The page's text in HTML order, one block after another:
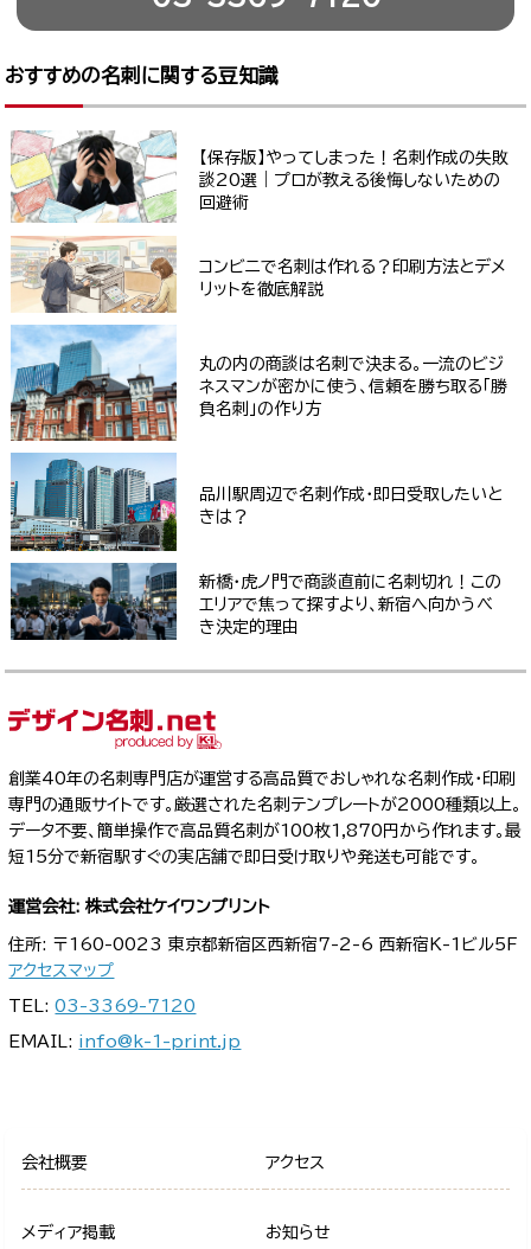
おすすめの名刺に関する豆知識
【保存版】やってしまった！名刺作成の失敗
談20選｜プロが教える後悔しないための
回避術
コンビニで名刺は作れる？印刷方法とデメ
リットを徹底解説
丸の内の商談は名刺で決まる。一流のビジ
ネスマンが密かに使う、信頼を勝ち取る「勝
負名刺」の作り方
品川駅周辺で名刺作成・即日受取したいと
きは？
新橋・虎ノ門で商談直前に名刺切れ！この
エリアで焦って探すより、新宿へ向かうべ
き決定的理由
創業40年の名刺専門店が運営する高品質でおしゃれな名刺作成・印刷
専門の通販サイトです。厳選された名刺テンプレートが2000種類以上。
データ不要、簡単操作で高品質名刺が100枚1,870円から作れます。最
短15分で新宿駅すぐの実店舗で即日受け取りや発送も可能です。
運営会社: 株式会社ケイワンプリント
住所: 〒160-0023 東京都新宿区西新宿7-2-6 西新宿K-1ビル5F
アクセスマップ
TEL:03-3369-7120
EMAIL: info@k-1-print.jp
会社概要 アクセス
メディア掲載 お知らせ